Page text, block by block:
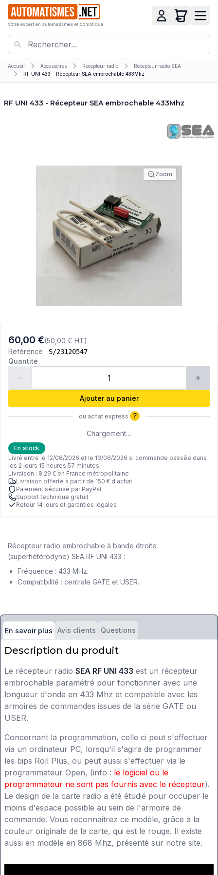
Votre expert en automatismes et domotique
Accueil Accessoires Récepteur radio
Récepteur radio SEA
RF UNI 433 - Récepteur SEA embrochable 433Mhz
RF UNI 433 - Récepteur SEA embrochable 433Mhz
Zoom
60,00 €(50,00 € HT)
Référence
S/23120547
Quantité
- +
Ajouter au panier
ou achat express ?
Chargement…
En stock
Livré entre le 12/08/2026 et le 13/08/2026 si commande passée dans
les 2 jours 15 heures 57 minutes.
Livraison : 8,29 € en France métropolitaine
Livraison offerte à partir de 150 € d'achat
Paiement sécurisé par PayPal
Support technique gratuit
Retour 14 jours et garanties légales
Récepteur radio embrochable à bande étroite
(superhétérodyne) SEA RF UNI 433 :
Fréquence : 433 MHz.
Compatibilité : centrale GATE et USER.
En savoir plus Avis clients Questions
Description du produit
Le récepteur radio SEA RF UNI 433 est un récepteur
embrochable paramétré pour fonctionner avec une
longueur d'onde en 433 Mhz et compatible avec les
armoires de commandes issues de la série GATE ou
USER.
Concernant la programmation, celle ci peut s'effectuer
via un ordinateur PC, lorsqu'il s'agira de programmer
les bips Roll Plus, ou peut aussi s'effectuer via le
programmateur Open, (info : le logiciel ou le
programmateur ne sont pas fournis avec le récepteur).
Le design de la carte radio a été étudié pour occuper le
moins d'espace possible au sein de l'armoire de
commande. Vous reconnaitrez ce modèle, grâce à la
couleur originale de la carte, qui est le rouge. Il existe
aussi en modèle en 868 Mhz, présenté sur notre site.